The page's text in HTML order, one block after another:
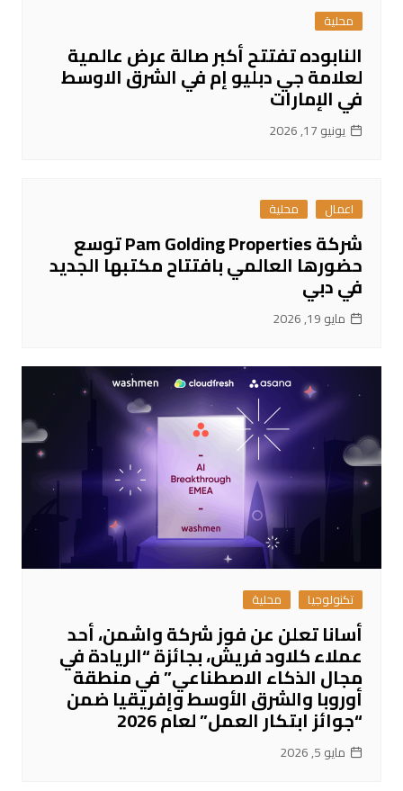
محلية
النابوده تفتتح أكبر صالة عرض عالمية
لعلامة جي دبليو إم في الشرق الاوسط
في الإمارات
يونيو 17, 2026
اعمال محلية
شركة Pam Golding Properties توسع
حضورها العالمي بافتتاح مكتبها الجديد
في دبي
مايو 19, 2026
تكنولوجيا محلية
أسانا تعلن عن فوز شركة واشمن، أحد
عملاء كلاود فريش، بجائزة “الريادة في
مجال الذكاء الاصطناعي” في منطقة
أوروبا والشرق الأوسط وإفريقيا ضمن
“جوائز ابتكار العمل” لعام 2026
مايو 5, 2026